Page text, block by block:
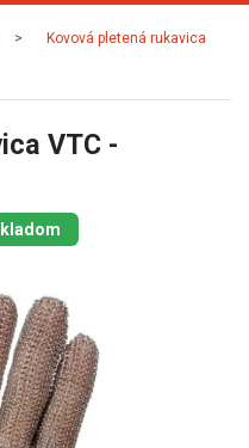
Kovová pletená rukavica
VTC -